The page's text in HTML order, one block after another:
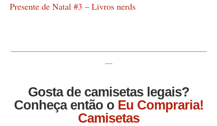
Presente de Natal #3 – Livros nerds
Gosta de camisetas legais?
Conheça então o Eu Compraria!
Camisetas